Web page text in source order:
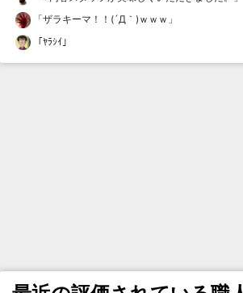
「ザラキーマ！！(´Д｀)ｗｗｗ 」
「ﾔﾗｼｲ 」